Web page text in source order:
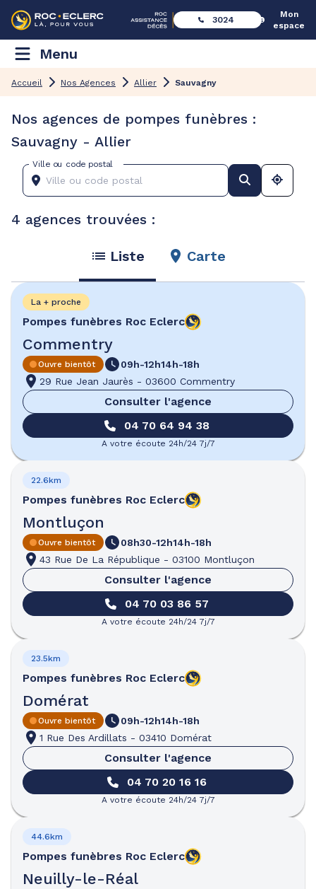
3024
Mon
espace
Menu
Accueil Nos Agences Allier Sauvagny
Nos agences de pompes funèbres :
Sauvagny - Allier
Ville ou code postal
4 agences trouvées :
Liste Carte
Pompes funèbres Roc Eclerc
Commentry
La + proche
Ouvre bientôt 09h-12h14h-18h
29 Rue Jean Jaurès - 03600 Commentry
Consulter l'agence
04 70 64 94 38
A votre écoute 24h/24 7j/7
Pompes funèbres Roc Eclerc
Montluçon
22.6km
Ouvre bientôt 08h30-12h14h-18h
43 Rue De La République - 03100 Montluçon
Consulter l'agence
04 70 03 86 57
A votre écoute 24h/24 7j/7
Pompes funèbres Roc Eclerc
Domérat
23.5km
Ouvre bientôt 09h-12h14h-18h
1 Rue Des Ardillats - 03410 Domérat
Consulter l'agence
04 70 20 16 16
A votre écoute 24h/24 7j/7
Pompes funèbres Roc Eclerc
Neuilly-le-Réal
44.6km